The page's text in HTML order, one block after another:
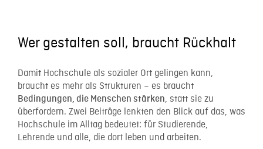
Wer gestalten soll, braucht Rückhalt
Damit Hochschule als sozialer Ort gelingen kann,
braucht es mehr als Strukturen – es braucht
Bedingungen, die Menschen stärken, statt sie zu
überfordern. Zwei Beiträge lenkten den Blick auf das, was
Hochschule im Alltag bedeutet: für Studierende,
Lehrende und alle, die dort leben und arbeiten.